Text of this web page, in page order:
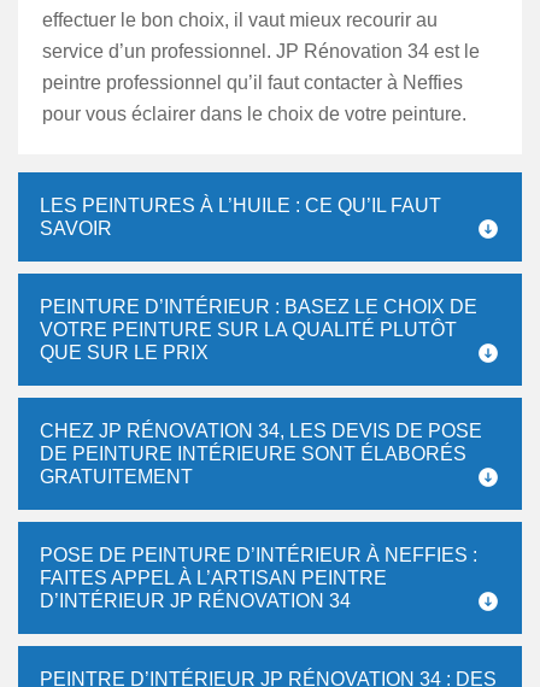
effectuer le bon choix, il vaut mieux recourir au
service d’un professionnel. JP Rénovation 34 est le
peintre professionnel qu’il faut contacter à Neffies
pour vous éclairer dans le choix de votre peinture.
LES PEINTURES À L’HUILE : CE QU’IL FAUT
SAVOIR
PEINTURE D’INTÉRIEUR : BASEZ LE CHOIX DE
VOTRE PEINTURE SUR LA QUALITÉ PLUTÔT
QUE SUR LE PRIX
CHEZ JP RÉNOVATION 34, LES DEVIS DE POSE
DE PEINTURE INTÉRIEURE SONT ÉLABORÉS
GRATUITEMENT
POSE DE PEINTURE D’INTÉRIEUR À NEFFIES :
FAITES APPEL À L’ARTISAN PEINTRE
D’INTÉRIEUR JP RÉNOVATION 34
PEINTRE D’INTÉRIEUR JP RÉNOVATION 34 : DES